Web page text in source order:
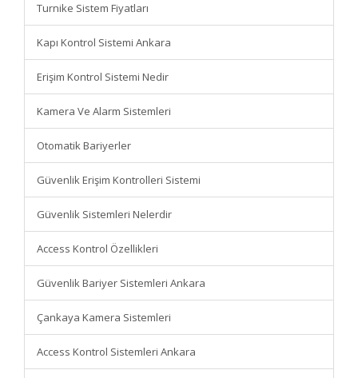
Turnike Sistem Fiyatları
Kapı Kontrol Sistemi Ankara
Erişim Kontrol Sistemi Nedir
Kamera Ve Alarm Sistemleri
Otomatik Bariyerler
Güvenlik Erişim Kontrolleri Sistemi
Güvenlik Sistemleri Nelerdir
Access Kontrol Özellikleri
Güvenlik Bariyer Sistemleri Ankara
Çankaya Kamera Sistemleri
Access Kontrol Sistemleri Ankara